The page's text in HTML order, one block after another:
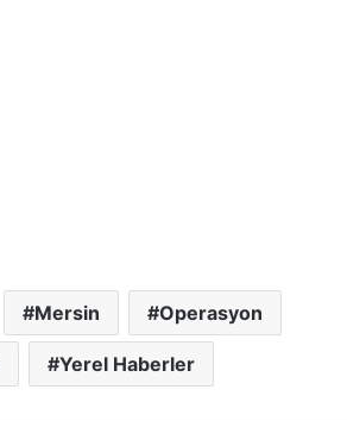
Mersin Operasyon
Yerel Haberler